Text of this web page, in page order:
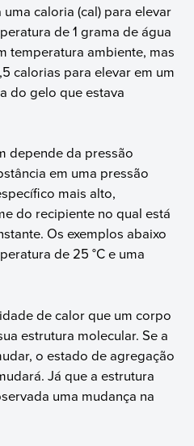
caloria (cal) para elevar
de 1 grama de água
temperatura ambiente, mas
calorias para elevar em um
do gelo que estava
depende da pressão
em uma pressão
mais alto,
do recipiente no qual está
Os exemplos abaixo
de 25 °C e uma
de calor que um corpo
estrutura molecular. Se a
o estado de agregação
Já que a estrutura
uma mudança na